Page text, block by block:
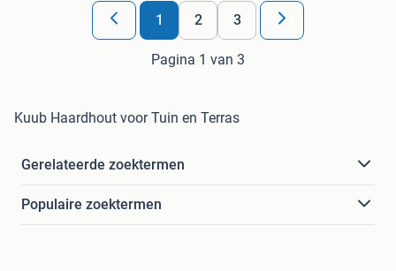
1 2 3
Pagina 1 van 3
Kuub Haardhout voor Tuin en Terras
Gerelateerde zoektermen
Populaire zoektermen